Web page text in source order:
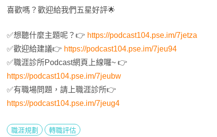
喜歡嗎？歡迎給我們五星好評🌟
✅想聽什麼主題呢？👉 https://podcast104.pse.im/7jetza
✅歡迎給建議👉 https://podcast104.pse.im/7jeu94
✅職涯診所Podcast網頁上線囉~ 👉
https://podcast104.pse.im/7jeubw
✅有職場問題，請上職涯診所👉
https://podcast104.pse.im/7jeug4
職涯規劃 轉職評估